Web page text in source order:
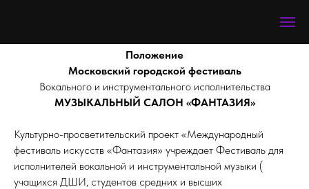
Положение
Московский городской фестиваль
Вокального и инструментального исполнительства
МУЗЫКАЛЬНЫЙ САЛОН «ФАНТАЗИЯ»
Культурно-просветительский проект «Международный
фестиваль искусств «Фантазия» учреждает Фестиваль для
исполнителей вокальной и инструментальной музыки (
учащихся ДШИ, студентов средних и высших